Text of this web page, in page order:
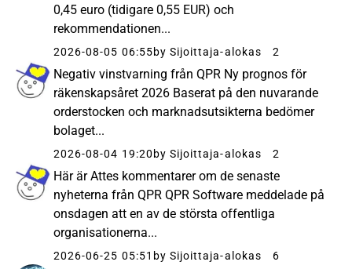
0,45 euro (tidigare 0,55 EUR) och
rekommendationen...
2026-08-05 06:55by Sijoittaja-alokas 2
Negativ vinstvarning från QPR Ny prognos för
räkenskapsåret 2026 Baserat på den nuvarande
orderstocken och marknadsutsikterna bedömer
bolaget...
2026-08-04 19:20 by Sijoittaja-alokas 2
Här är Attes kommentarer om de senaste
nyheterna från QPR QPR Software meddelade på
onsdagen att en av de största offentliga
organisationerna...
2026-06-25 05:51 by Sijoittaja-alokas 6